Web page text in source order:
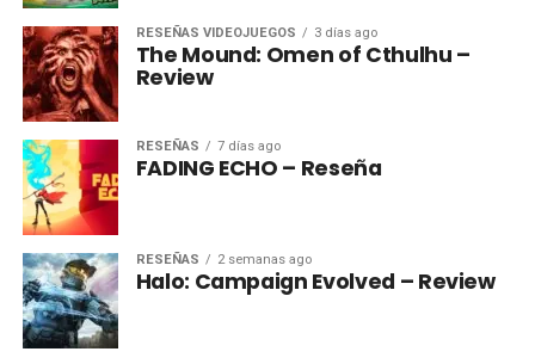
RESEÑAS VIDEOJUEGOS 3 días ago
The Mound: Omen of Cthulhu –
Review
RESEÑAS 7 días ago
FADING ECHO – Reseña
RESEÑAS 2 semanas ago
Halo: Campaign Evolved – Review